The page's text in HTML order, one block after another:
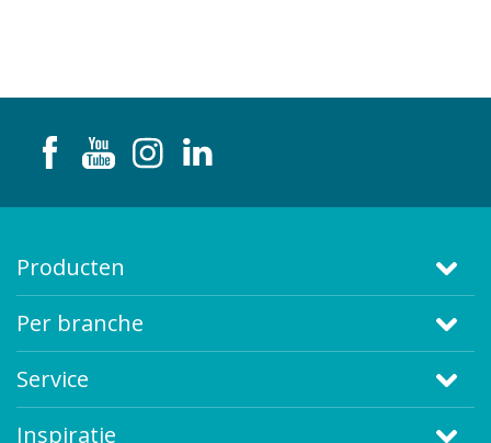
Producten
Per branche
Service
Inspiratie